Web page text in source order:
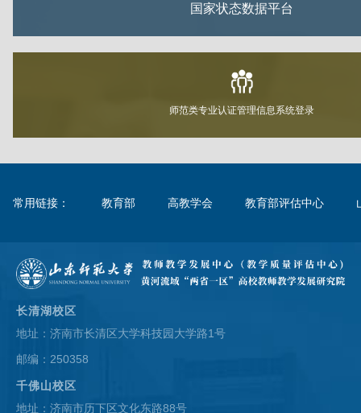
国家状态数据平台
师范类专业认证管理信息系统登录
常用链接： 教育部 高教学会 教育部评估中心
长清湖校区
地址：济南市长清区大学科技园大学路1号
邮编：250358
千佛山校区
地址：济南市历下区文化东路88号